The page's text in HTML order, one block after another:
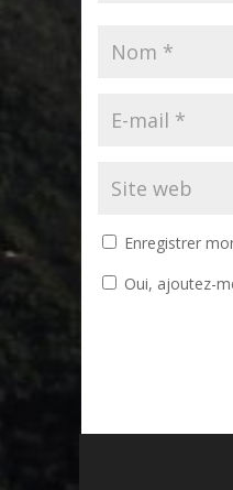
Enregistrer
Oui, ajoutez-